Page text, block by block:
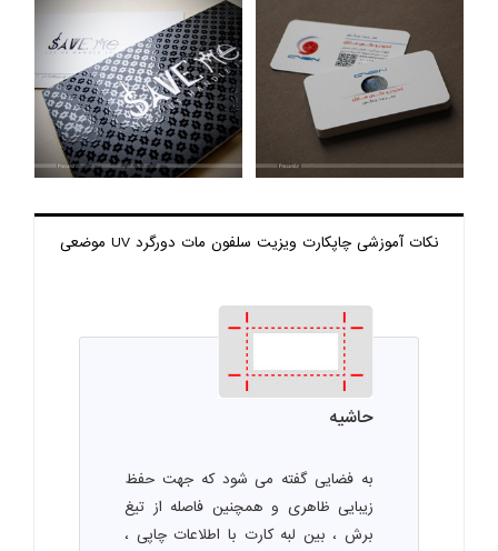
نکات آموزشی چاپکارت ویزیت سلفون مات دورگرد UV موضعی
حاشیه
به فضایی گفته می شود که جهت حفظ
زیبایی ظاهری و همچنین فاصله از تیغ
برش ، بین لبه کارت با اطلاعات چاپی ،